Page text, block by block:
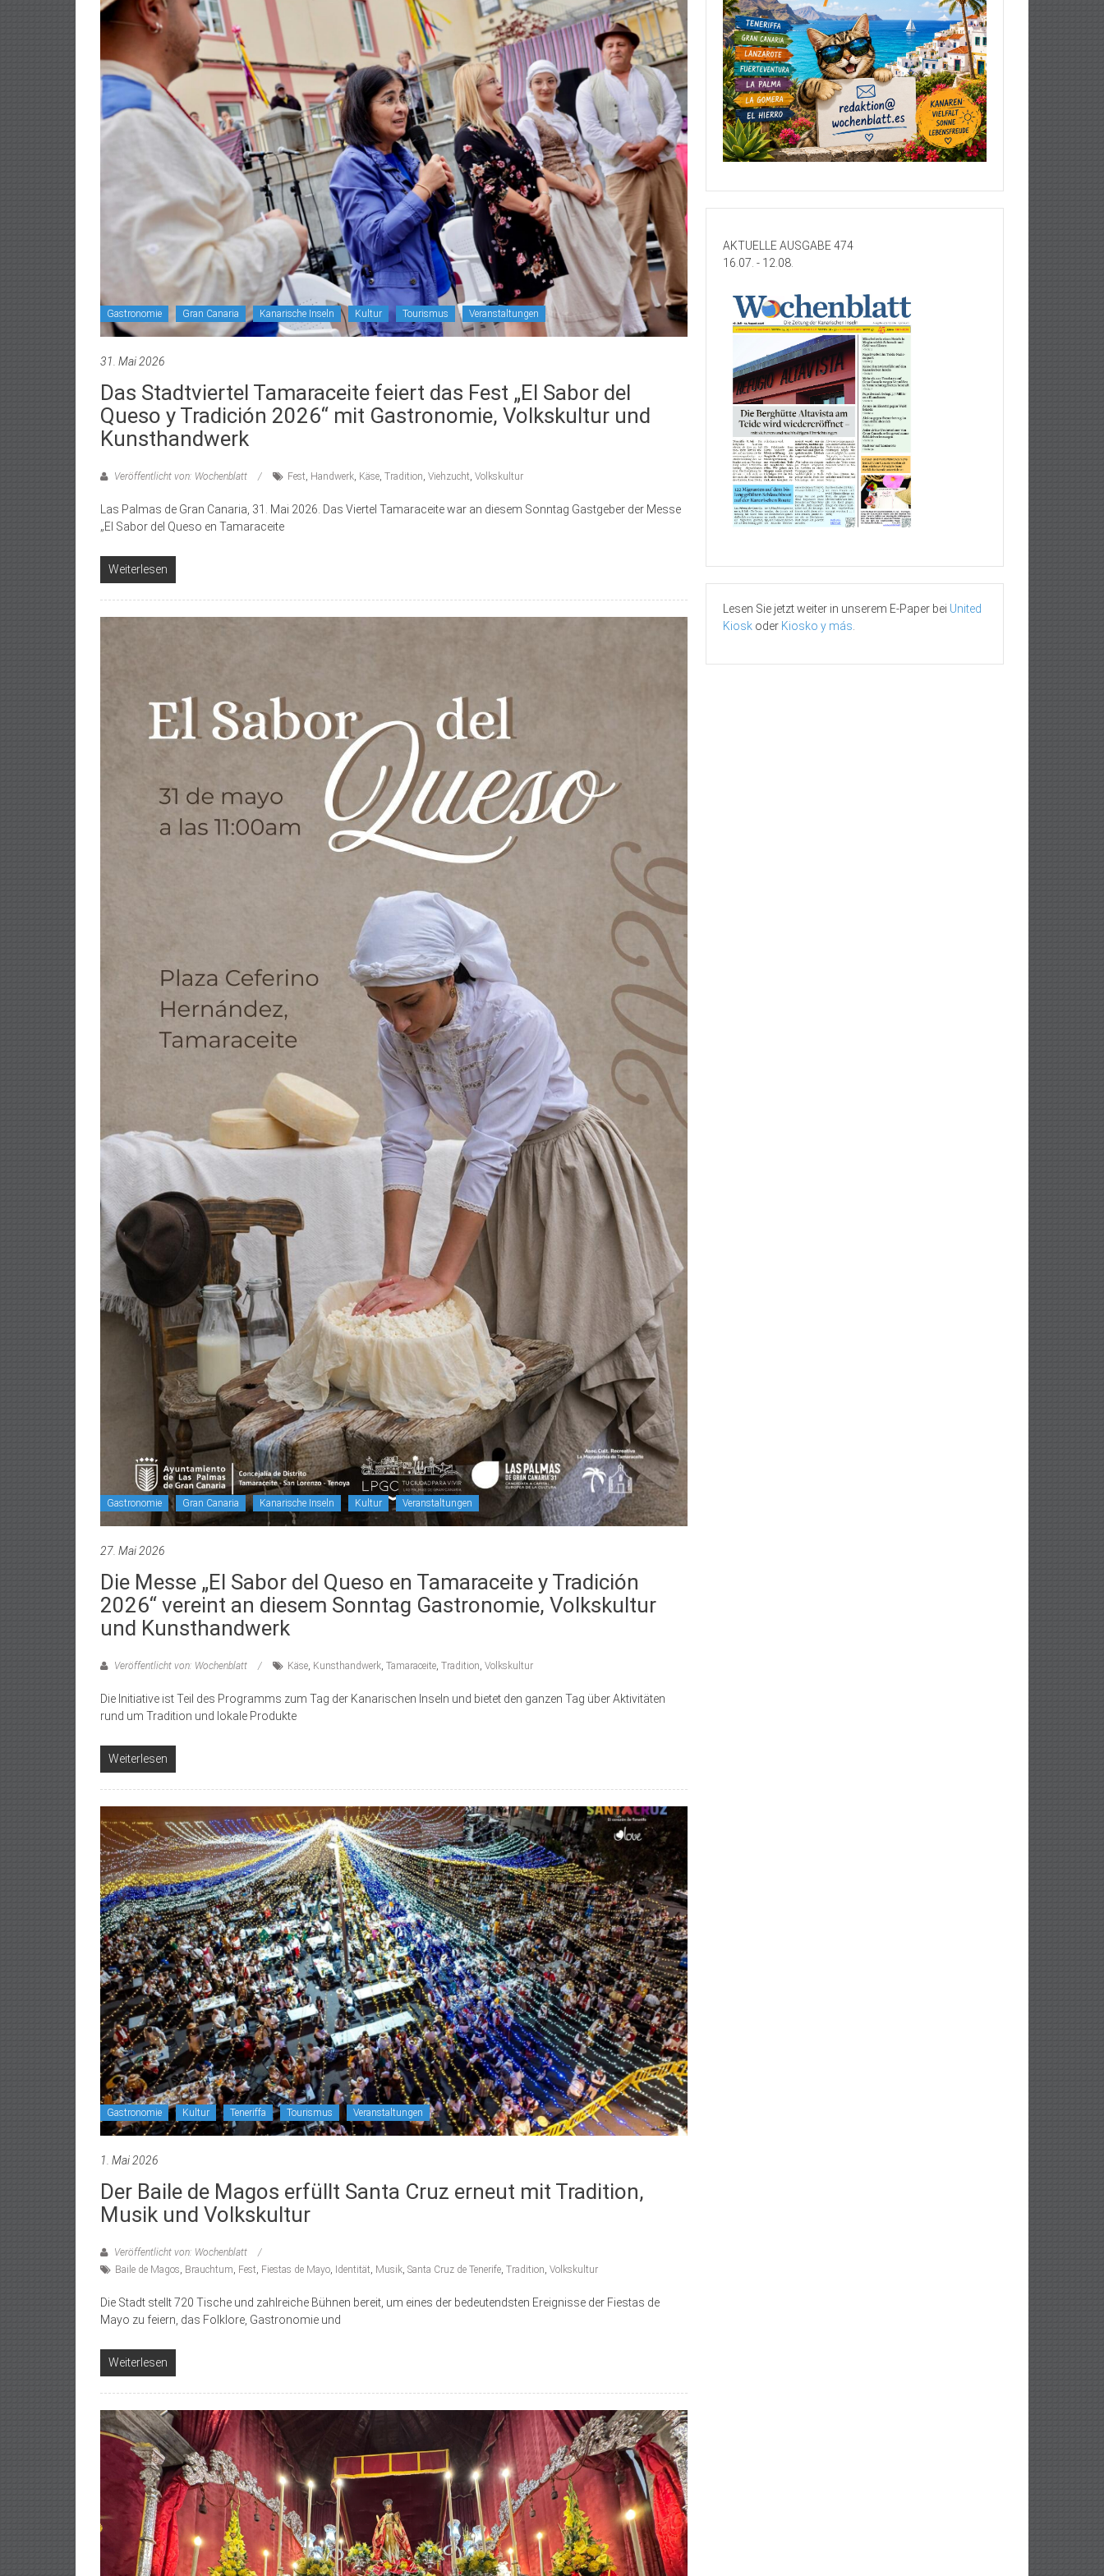
Gastronomie Gran Canaria Kanarische Inseln Kultur Tourismus Veranstaltungen
31. Mai 2026
Das Stadtviertel Tamaraceite feiert das Fest „El Sabor del
Queso y Tradición 2026“ mit Gastronomie, Volkskultur und
Kunsthandwerk
Veröffentlicht von: Wochenblatt Fest, Handwerk, Käse, Tradition, Viehzucht, Volkskultur
Las Palmas de Gran Canaria, 31. Mai 2026. Das Viertel Tamaraceite war an diesem Sonntag Gastgeber der Messe
„El Sabor del Queso en Tamaraceite
Weiterlesen
Gastronomie Gran Canaria Kanarische Inseln Kultur Veranstaltungen
27. Mai 2026
Die Messe „El Sabor del Queso en Tamaraceite y Tradición
2026“ vereint an diesem Sonntag Gastronomie, Volkskultur
und Kunsthandwerk
Veröffentlicht von: Wochenblatt Käse Kunsthandwerk Tamaraceite Tradition Volkskultur
Die Initiative ist Teil des Programms zum Tag der Kanarischen Inseln und bietet den ganzen Tag über Aktivitäten
rund um Tradition und lokale Produkte
Weiterlesen
Gastronomie Kultur Teneriffa Tourismus Veranstaltungen
1. Mai 2026
Der Baile de Magos erfüllt Santa Cruz erneut mit Tradition,
Musik und Volkskultur
Veröffentlicht von: Wochenblatt
Baile de Magos, Brauchtum, Fest, Fiestas de Mayo, Identität, Musik, Santa Cruz de Tenerife, Tradition, Volkskultur
Die Stadt stellt 720 Tische und zahlreiche Bühnen bereit, um eines der bedeutendsten Ereignisse der Fiestas de
Mayo zu feiern, das Folklore, Gastronomie und
Weiterlesen
AKTUELLE AUSGABE 474
16.07. - 12.08.
Lesen Sie jetzt weiter in unserem E-Paper bei United
Kiosk oder Kiosko y más